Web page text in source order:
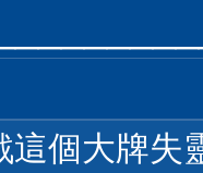
這個大牌失